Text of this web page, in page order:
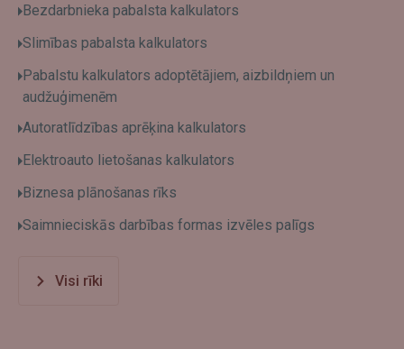
Bezdarbnieka pabalsta kalkulators
Slimības pabalsta kalkulators
Pabalstu kalkulators adoptētājiem, aizbildņiem un
audžuģimenēm
Autoratlīdzības aprēķina kalkulators
Elektroauto lietošanas kalkulators
Biznesa plānošanas rīks
Saimnieciskās darbības formas izvēles palīgs
Visi rīki